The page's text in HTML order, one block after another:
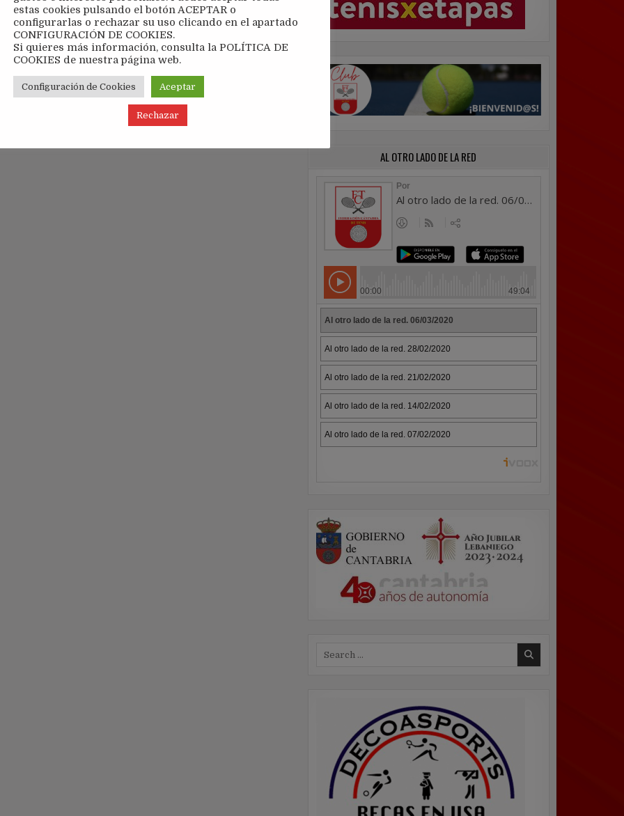
LA FEDERACIÓN CÁNTABRA DE TENIS “FICHA” A
LA CLÍNICA COLMUN, PARA EL CUIDADO DE SUS
AL OTRO LADO DE LA RED
estas cookies pulsando el botón ACEPTAR o
configurarlas o rechazar su uso clicando en el apartado
CONFIGURACIÓN DE COOKIES.
Si quieres más información, consulta la POLÍTICA DE
COOKIES de nuestra página web.
Configuración de Cookies Aceptar
Rechazar